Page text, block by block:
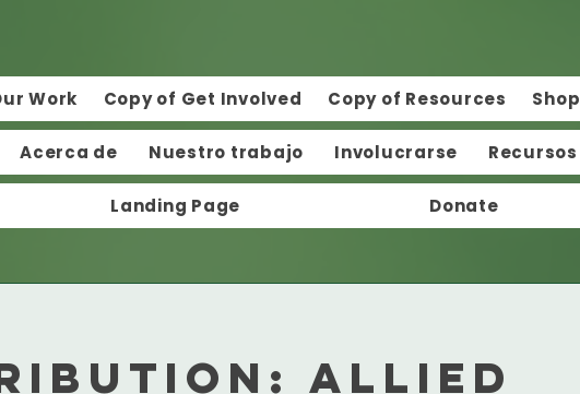
Work Copy of Get Involved Copy of Resources Shop
Acerca de Nuestro trabajo Involucrarse Recursos
Landing Page Donate
Allied